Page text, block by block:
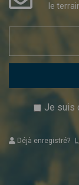
le
Je suis
Déjà enregistré?